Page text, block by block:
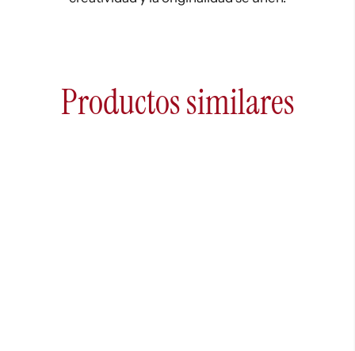
Productos similares